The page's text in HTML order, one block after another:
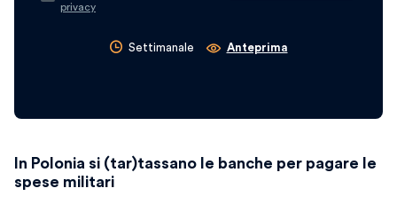
privacy
Settimanale Anteprima
In Polonia si (tar)tassano le banche per pagare le
spese militari